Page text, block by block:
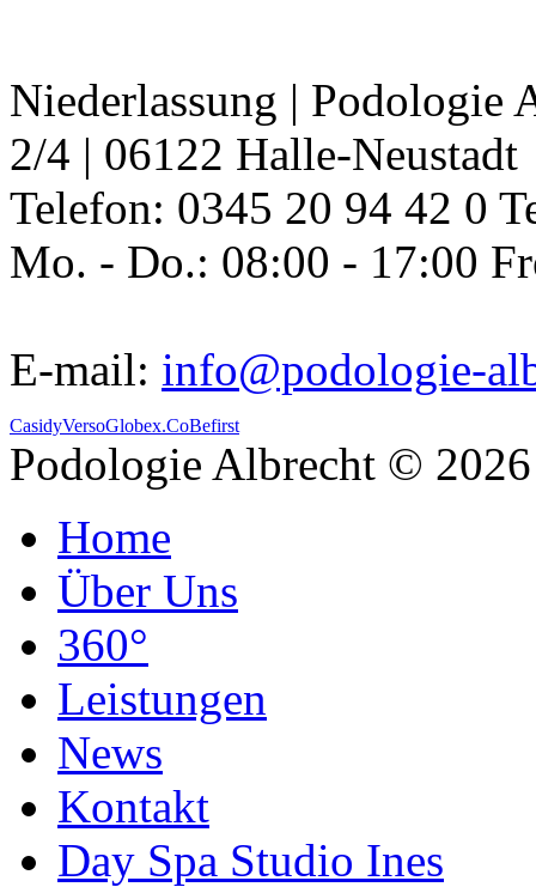
Niederlassung | Podologie
2/4 | 06122 Halle-Neustadt
Telefon: 0345 20 94 42 0
Mo. - Do.: 08:00 - 17:00
E-mail: info@podologie-
CasidyVersoGlobex.CoBefirst
Podologie Albrecht ©
Home
Über Uns
360°
Leistungen
News
Kontakt
Day Spa Studio Ines